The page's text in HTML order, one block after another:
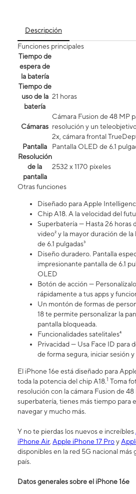
Descripción
Funciones principales
Tiempo de
espera de
la batería
Tiempo de
uso de la
batería
21 horas
Cámaras
Cámara Fusion de 48 MP
resolución y un
2x, cámara frontal
Pantalla
Pantalla OLED de 6.1
Resolución
de la
pantalla
2532 x 1170 píxeles
Otras funciones
Diseñado para Apple
Chip A18. A la velocidad del
Superbatería — Hasta 26 horas
video² y la mayor duración de
de 6.1 pulgadas³
Diseño duradero. Pantalla
impresionante pantalla de 6.1
OLED
Botón de acción —
rápidamente a tus apps y
Un montón de formas de
18 te permite personalizar la
pantalla bloqueada.
Funcionalidades satelitales⁴
Privacidad — Usa Face ID para
de forma segura, iniciar sesión
El iPhone 16e está diseñado para
toda la potencia del chip A18.1 Toma
resolución con la cámara Fusion de 48
superbatería, tienes más tiempo para
navegar y mucho más.
Y no te pierdas los nuevos e increíbles
iPhone Air, Apple iPhone 17 Proy
disponibles en la red 5G nacional más
país.
Datos generales sobre el iPhone 16​​​​​​​e